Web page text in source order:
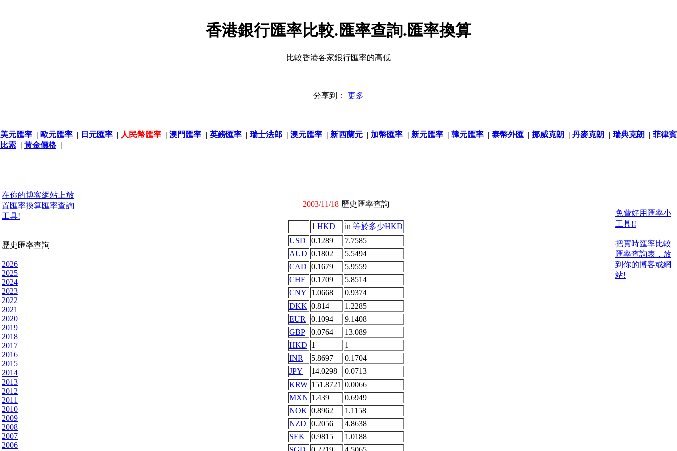
香港銀行匯率比較.匯率查詢.匯率換算
比較香港各家銀行匯率的高低
分享到： 更多
美元匯率 | 歐元匯率 | 日元匯率 | 人民幣匯率 | 澳門匯率 | 英鎊匯率 | 瑞士法郎 | 澳元匯率 | 新西蘭元 | 加幣匯率 | 新元匯率 | 韓元匯率 | 泰幣外匯 | 挪威克朗 | 丹麥克朗 | 瑞典克朗 | 菲律賓
比索 | 黃金價格|
在你的博客網站上放
置匯率換算匯率查詢
工具!
歷史匯率查詢
2026
2025
2024
2023
2022
2021
2020
2019
2018
2017
2016
2015
2014
2013
2012
2011
2010
2009
2008
2007
2006
2003/11/18 歷史匯率查詢
1 HKD= in 等於多少HKD
USD
0.1289
7.7585
AUD 0.1802
5.5494
CAD 0.1679
5.9559
CHF
0.1709
5.8514
CNY
1.0668
0.9374
DKK 0.814
1.2285
EUR
0.1094
9.1408
GBP
0.0764
13.089
HKD 1
1
INR
5.8697
0.1704
JPY
14.0298
0.0713
KRW 151.8721 0.0066
MXN 1.439
0.6949
NOK 0.8962
1.1158
NZD
0.2056
4.8638
SEK
0.9815
1.0188
免費好用匯率小
工具!!
把實時匯率比較
匯率查詢表，放
到你的博客或網
站!